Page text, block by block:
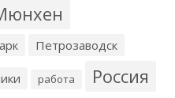
Петрозаводск
работа Россия